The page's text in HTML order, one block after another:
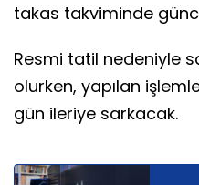
takas takviminde
Resmi tatil nedeniyle
olurken, yapılan
gün ileriye sarkacak.